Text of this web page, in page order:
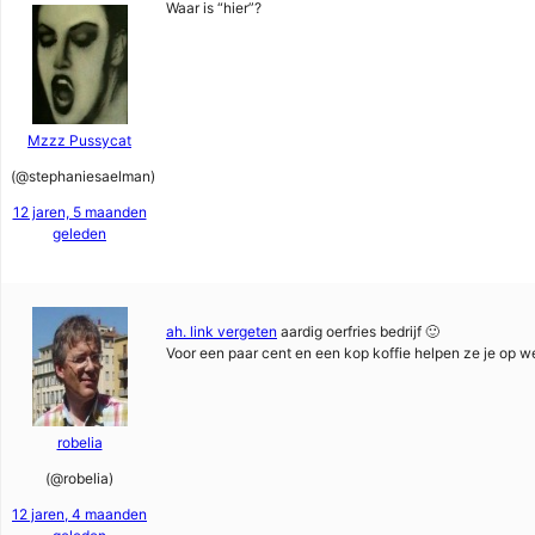
Mzzz Pussycat
(@stephaniesaelman)
12 jaren, 5 maanden
geleden
Waar is “hier”?
robelia
(@robelia)
12 jaren, 4 maanden
ah. link vergeten aardig oerfries bedrijf 🙂
Voor een paar cent en een kop koffie helpen ze je op